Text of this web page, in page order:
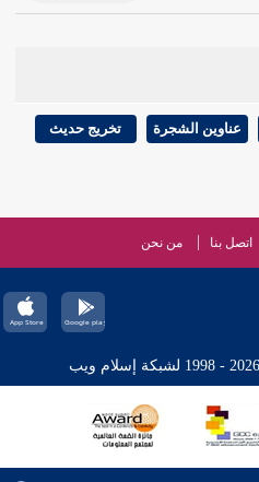
عناوين الشجرة تخريج حديث
اتصل بنا من نحن